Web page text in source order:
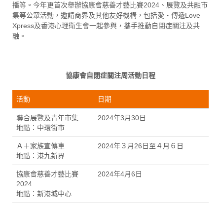
播等。今年更首次舉辦協康會慈善才藝比賽2024、展覽及共融市
集等公眾活動，邀請商界及其他友好機構，包括愛・傳遞Love
Xpress及香港心理衛生會一起參與，攜手推動自閉症關注及共
融。
協康會自閉症關注周活動日程
活動 日期
聯合展覽及青年市集
地點：中環街市
2024年3月30日
Ａ＋家族宣傳車
地點：港九新界
2024年３月26日至４月６日
協康會慈善才藝比賽
2024
地點：新港城中心
2024年4月6日